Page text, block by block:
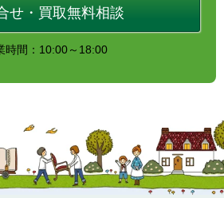
せ・買取無料相談
時間：10:00～18:00